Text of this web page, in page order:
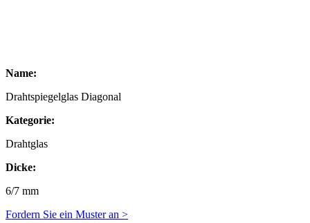
Name:
Drahtspiegelglas Diagonal
Kategorie:
Drahtglas
Dicke:
6/7 mm
Fordern Sie ein Muster an >